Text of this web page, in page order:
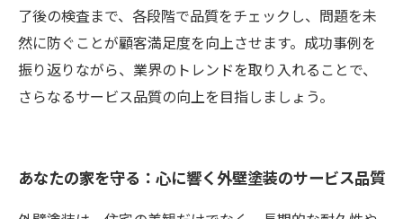
了後の検査まで、各段階で品質をチェックし、問題を未
然に防ぐことが顧客満足度を向上させます。成功事例を
振り返りながら、業界のトレンドを取り入れることで、
さらなるサービス品質の向上を目指しましょう。
あなたの家を守る：心に響く外壁塗装のサービス品質